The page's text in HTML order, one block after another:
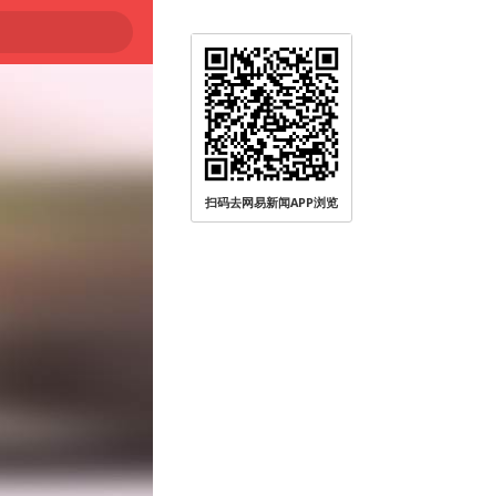
扫码去网易新闻APP浏览